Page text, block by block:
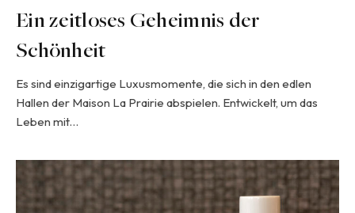
Ein zeitloses Geheimnis der
Schönheit
Es sind einzigartige Luxusmomente, die sich in den edlen
Hallen der Maison La Prairie abspielen. Entwickelt, um das
Leben mit…